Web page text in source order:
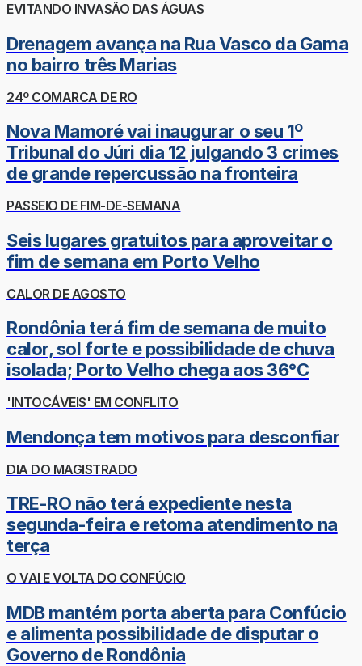
EVITANDO INVASÃO DAS ÁGUAS
Drenagem avança na Rua Vasco da Gama
no bairro três Marias
24º COMARCA DE RO
Nova Mamoré vai inaugurar o seu 1º
Tribunal do Júri dia 12 julgando 3 crimes
de grande repercussão na fronteira
PASSEIO DE FIM-DE-SEMANA
Seis lugares gratuitos para aproveitar o
fim de semana em Porto Velho
CALOR DE AGOSTO
Rondônia terá fim de semana de muito
calor, sol forte e possibilidade de chuva
isolada; Porto Velho chega aos 36°C
'INTOCÁVEIS' EM CONFLITO
Mendonça tem motivos para desconfiar
DIA DO MAGISTRADO
TRE-RO não terá expediente nesta
segunda-feira e retoma atendimento na
terça
O VAI E VOLTA DO CONFÚCIO
MDB mantém porta aberta para Confúcio
e alimenta possibilidade de disputar o
Governo de Rondônia